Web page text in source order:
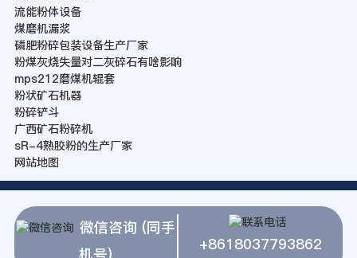
流能粉体设备
煤磨机漏浆
磷肥粉碎包装设备生产厂家
粉煤灰烧失量对二灰碎石有啥影响
mps212磨煤机辊套
粉状矿石机器
粉碎铲斗
广西矿石粉碎机
sR-4熟胶粉的生产厂家
网站地图
微信咨询 (同手
+8618037793862